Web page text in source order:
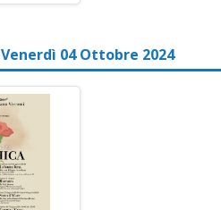
Venerdì 04 Ottobre 2024